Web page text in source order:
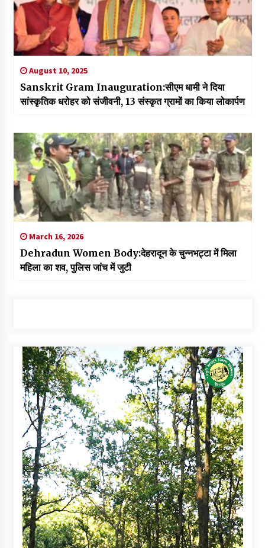
August 10, 2025
Sanskrit Gram Inauguration:सीएम धामी ने दिया
सांस्कृतिक धरोहर को संजीवनी, 13 संस्कृत ग्रामों का किया लोकार्पण
March 16, 2026
Dehradun Women Body:देहरादून के चुन्नभट्टा में मिला
महिला का शव, पुलिस जांच में जुटी